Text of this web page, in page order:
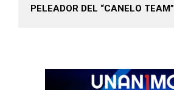
PELEADOR DEL “CANELO TEAM”